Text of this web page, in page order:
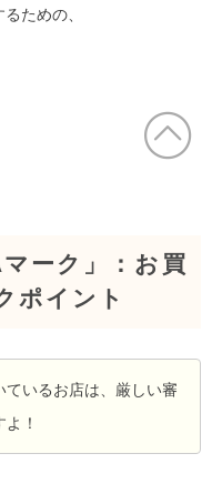
ための、
ーク」：お買
ポイント
ているお店は、厳しい審
！